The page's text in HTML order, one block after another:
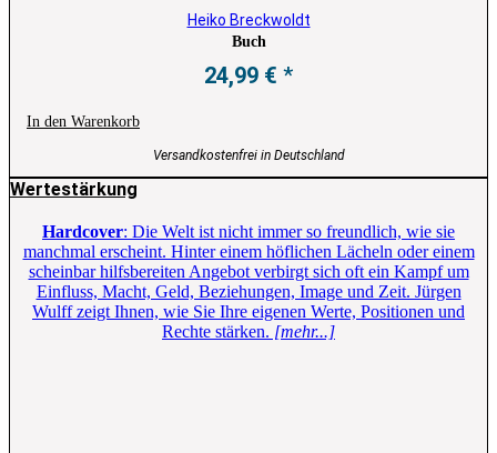
Heiko Breckwoldt
Buch
24,99 €
In den Warenkorb
Versandkostenfrei in Deutschland
Wertestärkung
Hardcover: Die Welt ist nicht immer so freundlich, wie sie
manchmal erscheint. Hinter einem höflichen Lächeln oder einem
scheinbar hilfsbereiten Angebot verbirgt sich oft ein Kampf um
Einfluss, Macht, Geld, Beziehungen, Image und Zeit. Jürgen
Wulff zeigt Ihnen, wie Sie Ihre eigenen Werte, Positionen und
Rechte stärken. [mehr...]